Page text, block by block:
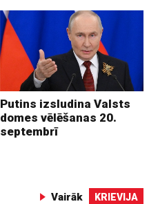
Putins izsludina Valsts
domes vēlēšanas 20.
septembrī
Vairāk KRIEVIJA